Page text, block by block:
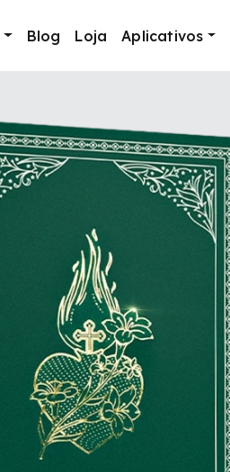
Blog Loja Aplicativos